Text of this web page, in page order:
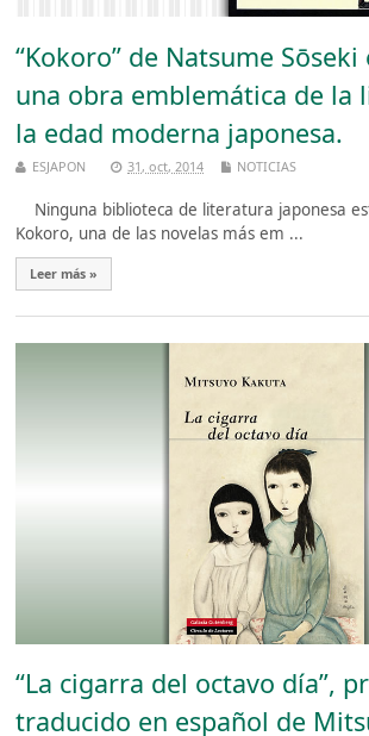
“Kokoro” de Natsume Sōseki
una obra emblemática de la
la edad moderna japonesa.
ESJAPON 31, oct, 2014 NOTICIAS
Ninguna biblioteca de literatura japonesa
Kokoro, una de las novelas más em ...
Leer más »
“La cigarra del octavo día”,
traducido en español de